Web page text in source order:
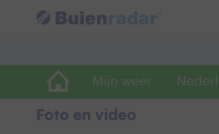
Mijn weer
Foto en video